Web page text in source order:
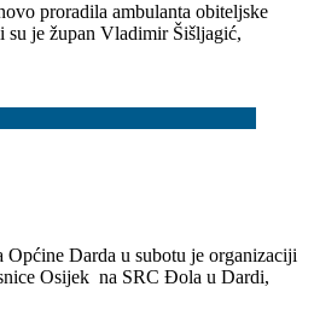
proradila ambulanta obiteljske
je župan Vladimir Šišljagić,
Darda u subotu je organizaciji
Osijek na SRC Đola u Dardi,